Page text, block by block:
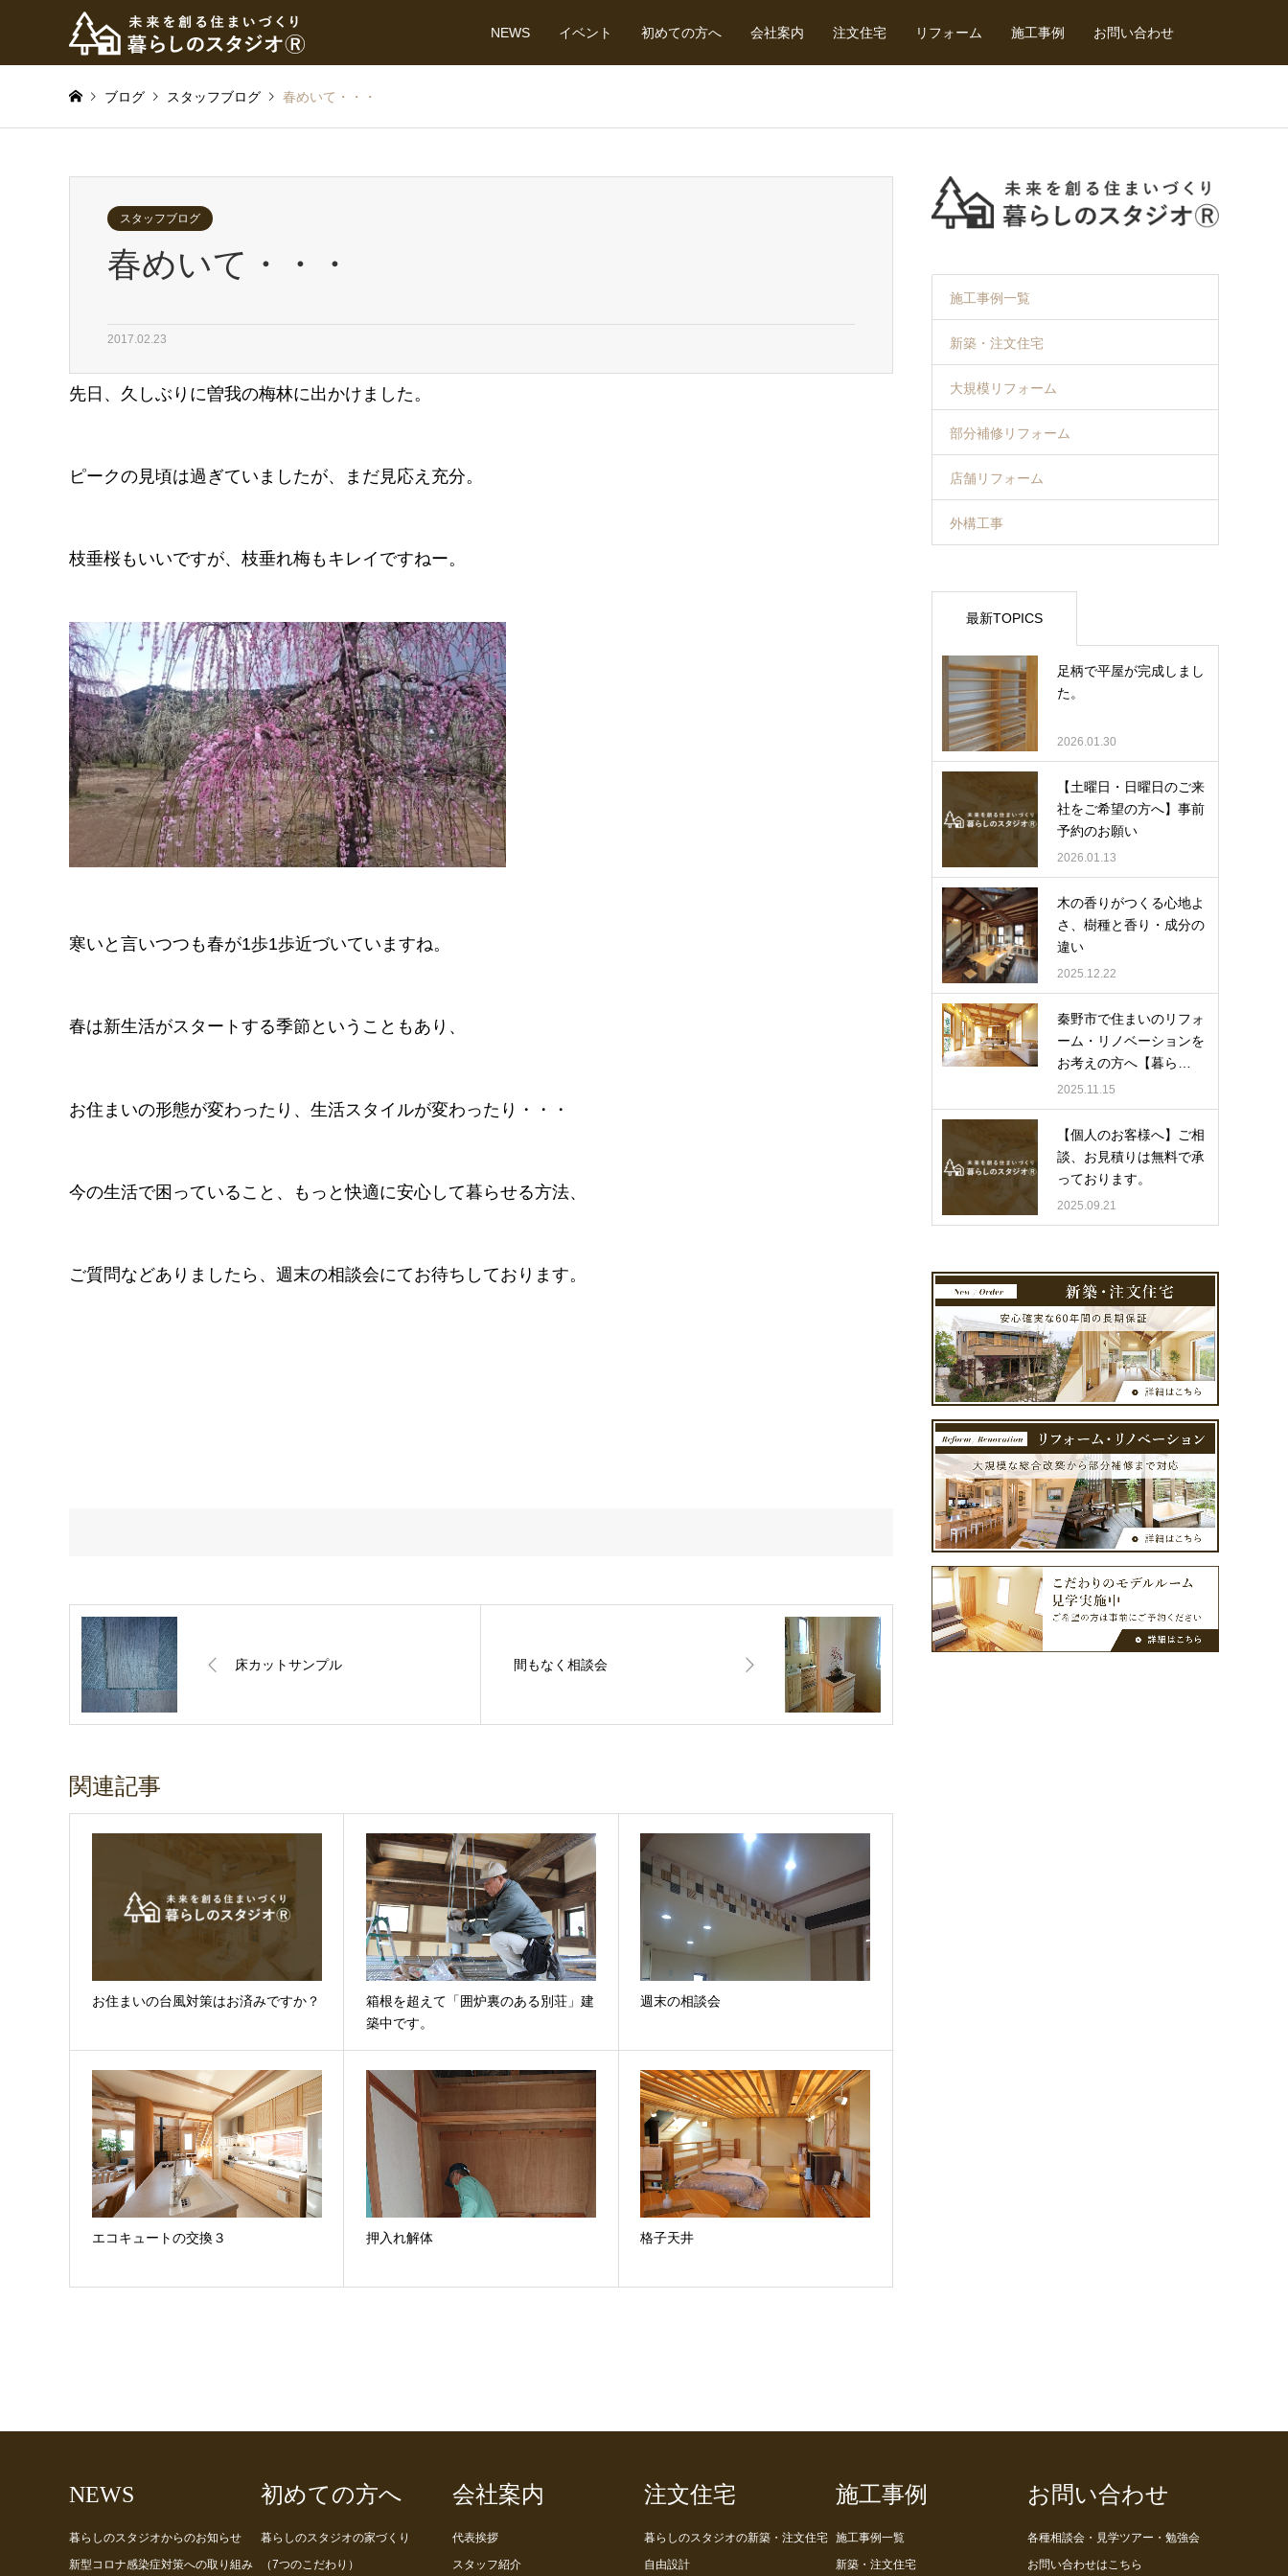
NEWS イベント 初めての方へ 会社案内 注文住宅 リフォーム 施工事例 お問い合わせ
ブログ スタッフブログ 春めいて・・・
スタッフブログ
春めいて・・・
2017.02.23
先日、久しぶりに曽我の梅林に出かけました。
ピークの見頃は過ぎていましたが、まだ見応え充分。
枝垂桜もいいですが、枝垂れ梅もキレイですねー。
寒いと言いつつも春が1歩1歩近づいていますね。
春は新生活がスタートする季節ということもあり、
お住まいの形態が変わったり、生活スタイルが変わったり・・・
今の生活で困っていること、もっと快適に安心して暮らせる方法、
ご質問などありましたら、週末の相談会にてお待ちしております。
床カットサンプル 間もなく相談会
関連記事
お住まいの台風対策はお済みですか？
箱根を超えて「囲炉裏のある別荘」建
築中です。
週末の相談会
エコキュートの交換３ 押入れ解体 格子天井
施工事例一覧
新築・注文住宅
大規模リフォーム
部分補修リフォーム
店舗リフォーム
外構工事
最新TOPICS
足柄で平屋が完成しまし
た。
2026.01.30
【土曜日・日曜日のご来
社をご希望の方へ】事前
予約のお願い
2026.01.13
木の香りがつくる心地よ
さ、樹種と香り・成分の
違い
2025.12.22
秦野市で住まいのリフォ
ーム・リノベーションを
お考えの方へ【暮ら…
2025.11.15
【個人のお客様へ】ご相
談、お見積りは無料で承
っております。
2025.09.21
NEWS
暮らしのスタジオからのお知らせ
新型コロナ感染症対策への取り組み
初めての方へ
暮らしのスタジオの家づくり
（7つのこだわり）
会社案内
代表挨拶
スタッフ紹介
注文住宅
暮らしのスタジオの新築・注文住宅
自由設計
施工事例
施工事例一覧
新築・注文住宅
お問い合わせ
各種相談会・見学ツアー・勉強会
お問い合わせはこちら